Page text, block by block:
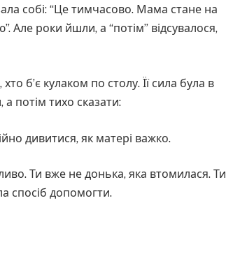
собі: “Це тимчасово. Мама стане на
Але роки йшли, а “потім” відсувалося,
б’є кулаком по столу. Її сила була в
потім тихо сказати:
дивитися, як матері важко.
Ти вже не донька, яка втомилася. Ти
спосіб допомогти.